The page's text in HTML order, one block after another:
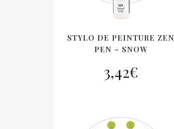
STYLO DE PEINTURE ZEN
PEN – SNOW
3,42€